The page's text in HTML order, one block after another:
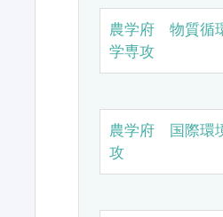
農学府 物質循
学専攻
農学府 国際環
攻